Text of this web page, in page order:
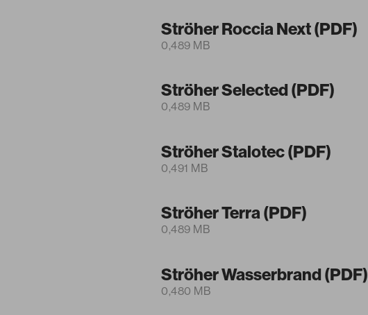
Ströher Roccia Next (PDF)
0,489 MB
Ströher Selected (PDF)
0,489 MB
Ströher Stalotec (PDF)
0,491 MB
Ströher Terra (PDF)
0,489 MB
Ströher Wasserbrand (PDF)
0,480 MB